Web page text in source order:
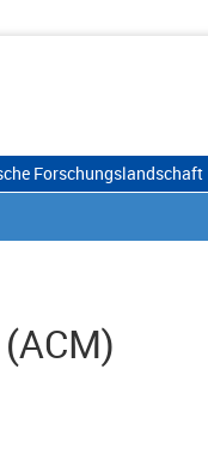
Forschungslandschaft